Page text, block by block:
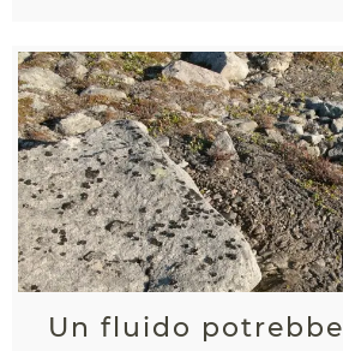
Un fluido potrebbe